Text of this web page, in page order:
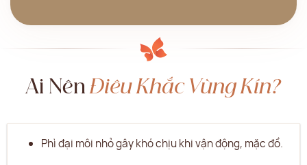
Ai NênĐiêu Khắc Vùng Kín?
Phì đại môi nhỏ gây khó chịu khi vận động, mặc đồ.